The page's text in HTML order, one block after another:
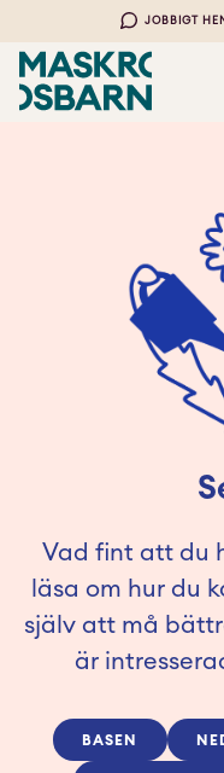
JOBBIGT
Vad fint att du
läsa om hur du
själv att må
är
BASEN